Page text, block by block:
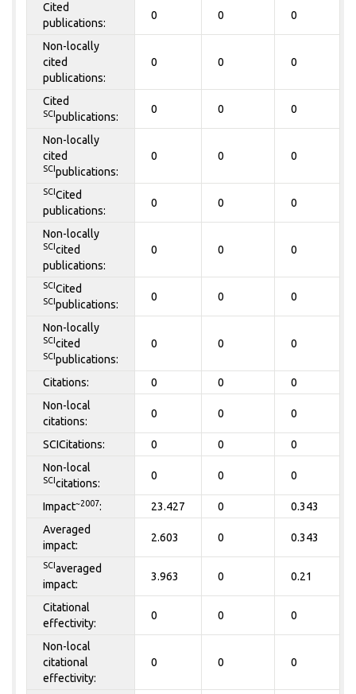
Cited
publications:
0 0 0
Non-locally
cited
publications:
0 0 0
Cited
SCIpublications:
0 0 0
Non-locally
cited
SCIpublications:
0 0 0
SCICited
publications:
0 0 0
Non-locally
SCIcited
publications:
0 0 0
SCICited
SCIpublications:
0 0 0
Non-locally
SCIcited
SCIpublications:
0 0 0
Citations: 0 0 0
Non-local
citations:
0 0 0
SCICitations: 0 0 0
Non-local
SCIcitations:
0 0 0
Impact~2007: 23.427 0 0.343
Averaged
impact:
2.603 0 0.343
SCIaveraged
impact:
3.963 0 0.21
Citational
effectivity:
0 0 0
Non-local
citational
effectivity:
0 0 0